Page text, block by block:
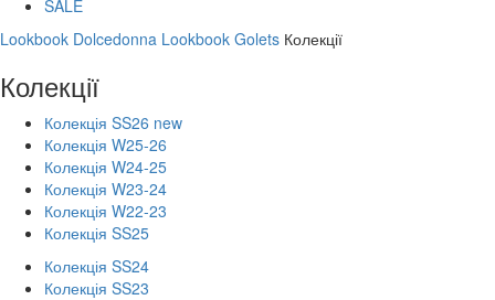
SALE
Lookbook Dolcedonna Lookbook Golets Колекції
Колекції
Колекція SS26 new
Колекція W25-26
Колекція W24-25
Колекція W23-24
Колекція W22-23
Колекція SS25
Колекція SS24
Колекція SS23